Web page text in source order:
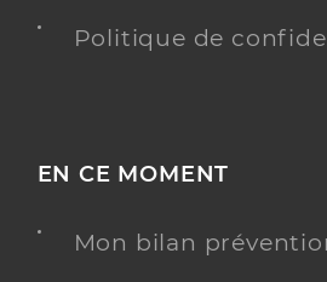
Politique de
EN CE MOMENT
Mon bilan